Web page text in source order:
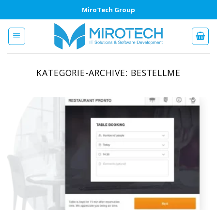
Inhalt
springen
MiroTech Group
KATEGORIE-ARCHIVE: BESTELLME